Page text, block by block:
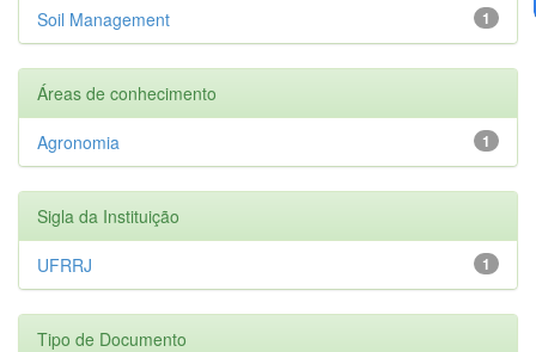
1
Soil Management
Áreas de conhecimento
1
Agronomia
Sigla da Instituição
1
UFRRJ
Tipo de Documento